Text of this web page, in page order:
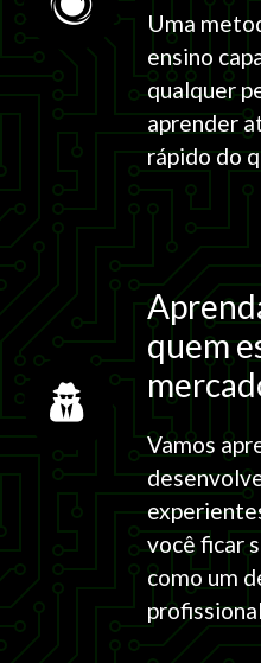
Uma
ensino
qualquer
aprender
rápido do
quem
Vamos
você ficar
como um